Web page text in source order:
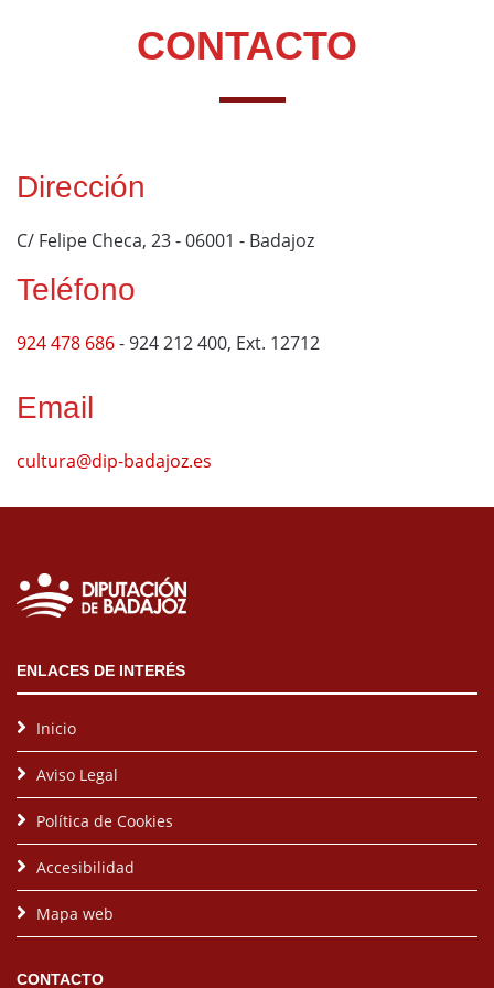
CONTACTO
Dirección
C/ Felipe Checa, 23 - 06001 - Badajoz
Teléfono
924 478 686- 924 212 400, Ext. 12712
Email
cultura@dip-badajoz.es
ENLACES DE INTERÉS
Inicio
Aviso Legal
Política de Cookies
Accesibilidad
Mapa web
CONTACTO